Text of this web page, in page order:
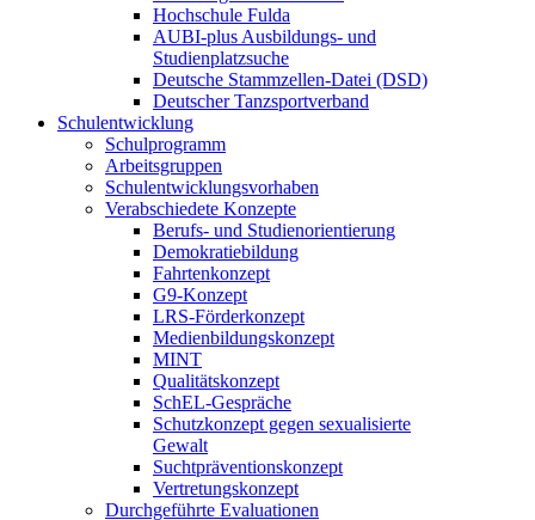
Hochschule Fulda
AUBI-plus Ausbildungs- und
Studienplatzsuche
Deutsche Stammzellen-Datei (DSD)
Deutscher Tanzsportverband
Schulentwicklung
Schulprogramm
Arbeitsgruppen
Schulentwicklungsvorhaben
Verabschiedete Konzepte
Berufs- und Studienorientierung
Demokratiebildung
Fahrtenkonzept
G9-Konzept
LRS-Förderkonzept
Medienbildungskonzept
MINT
Qualitätskonzept
SchEL-Gespräche
Schutzkonzept gegen sexualisierte
Gewalt
Suchtpräventionskonzept
Vertretungskonzept
Durchgeführte Evaluationen